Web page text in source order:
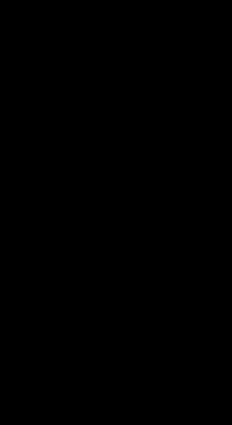
darauf verwendet, meine
zu machen. Ich bin nicht
ich bin auch kein Mitglied
»Ich wollte die IRA nicht als
Psychopathen darstellen.
festen Überzeugungen,
die von den meisten anderen
werden können und
von ihnen selbst.«
vermerkt.